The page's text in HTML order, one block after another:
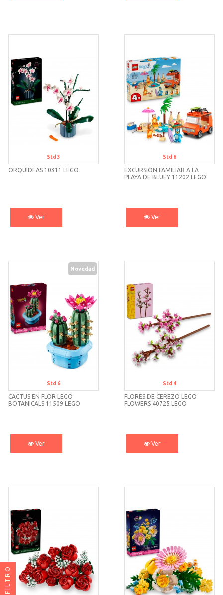
Std 3
ORQUIDEAS 10311 LEGO
Ver
Std 6
EXCURSIÓN FAMILIAR A LA
PLAYA DE BLUEY 11202 LEGO
Ver
Novedad
Std 6
CACTUS EN FLOR LEGO
BOTANICALS 11509 LEGO
Ver
Std 4
FLORES DE CEREZO LEGO
FLOWERS 40725 LEGO
Ver
FILTRO